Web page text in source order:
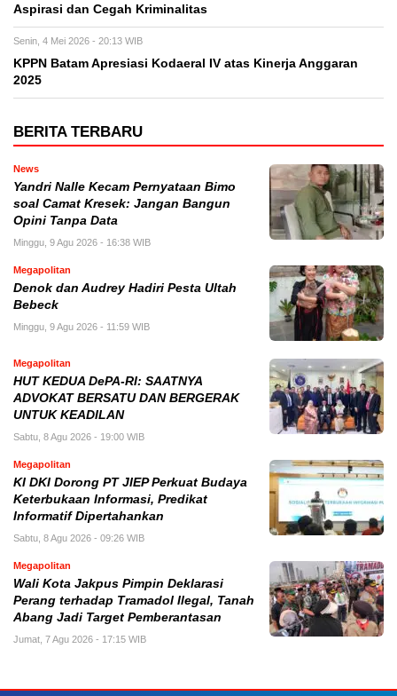
Aspirasi dan Cegah Kriminalitas
Senin, 4 Mei 2026 - 20:13 WIB
KPPN Batam Apresiasi Kodaeral IV atas Kinerja Anggaran
2025
BERITA TERBARU
News
Yandri Nalle Kecam Pernyataan Bimo
soal Camat Kresek: Jangan Bangun
Opini Tanpa Data
Minggu, 9 Agu 2026 - 16:38 WIB
Megapolitan
Denok dan Audrey Hadiri Pesta Ultah
Bebeck
Minggu, 9 Agu 2026 - 11:59 WIB
Megapolitan
HUT KEDUA DePA-RI: SAATNYA
ADVOKAT BERSATU DAN BERGERAK
UNTUK KEADILAN
Sabtu, 8 Agu 2026 - 19:00 WIB
Megapolitan
KI DKI Dorong PT JIEP Perkuat Budaya
Keterbukaan Informasi, Predikat
Informatif Dipertahankan
Sabtu, 8 Agu 2026 - 09:26 WIB
Megapolitan
Wali Kota Jakpus Pimpin Deklarasi
Perang terhadap Tramadol Ilegal, Tanah
Abang Jadi Target Pemberantasan
Jumat, 7 Agu 2026 - 17:15 WIB